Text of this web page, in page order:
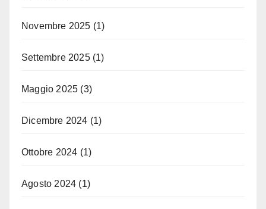
Novembre 2025 (1)
Settembre 2025(1)
Maggio 2025 (3)
Dicembre 2024 (1)
Ottobre 2024 (1)
Agosto 2024 (1)